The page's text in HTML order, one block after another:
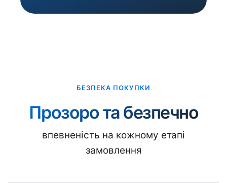
БЕЗПЕКА ПОКУПКИ
Прозоро та безпечно
впевненість на кожному етапі
замовлення